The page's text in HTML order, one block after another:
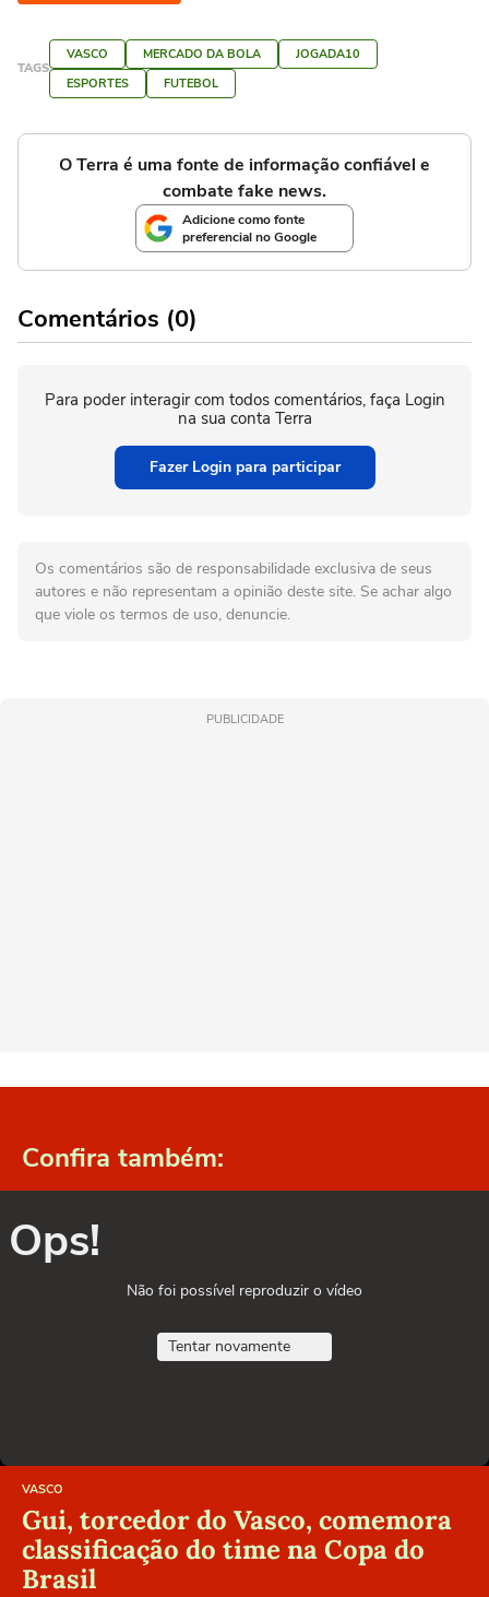
TAGS
VASCO MERCADO DA BOLA
JOGADA10
ESPORTES
FUTEBOL
O Terra é uma fonte de informação confiável e
combate fake news.
Adicione como fonte
preferencial no Google
Comentários (0)
Para poder interagir com todos comentários, faça Login
na sua conta Terra
Fazer Login para participar
Os comentários são de responsabilidade exclusiva de seus
autores e não representam a opinião deste site. Se achar algo
que viole os termos de uso, denuncie.
PUBLICIDADE
Confira também:
Ops!
Não foi possível reproduzir o vídeo
Tentar novamente
VASCO
Gui, torcedor do Vasco, comemora
classificação do time na Copa do
Brasil